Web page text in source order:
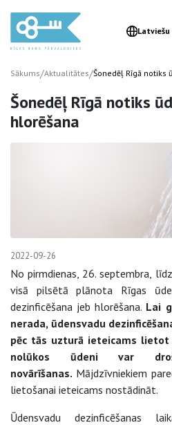
Latviešu
Sākums/Aktualitātes/Šonedēļ Rīgā notiks
Šonedēļ Rīgā notiks
hlorēšana
2022-09-26
No pirmdienas, 26. septembra,
visā pilsētā plānota Rīgas
dezinficēšana jeb hlorēšana. Lai
nerada, ūdensvadu
pēc tās uzturā ieteicams lietot
nolūkos ūdeni var
novārīšanas. Mājdzīvniekiem
lietošanai ieteicams nostādināt.
Ūdensvadu dezinficēšanas